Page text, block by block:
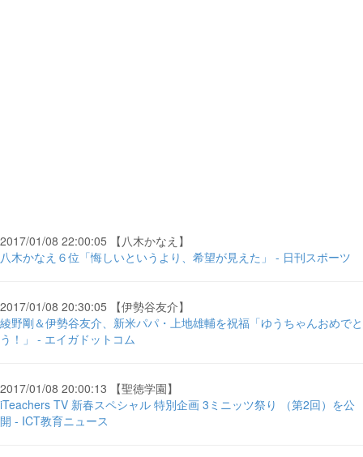
2017/01/08 22:00:05 【八木かなえ】
八木かなえ６位「悔しいというより、希望が見えた」 - 日刊スポーツ
2017/01/08 20:30:05 【伊勢谷友介】
綾野剛＆伊勢谷友介、新米パパ・上地雄輔を祝福「ゆうちゃんおめでと
う！」 - エイガドットコム
2017/01/08 20:00:13 【聖徳学園】
iTeachers TV 新春スペシャル 特別企画 3ミニッツ祭り （第2回）を公
開 - ICT教育ニュース